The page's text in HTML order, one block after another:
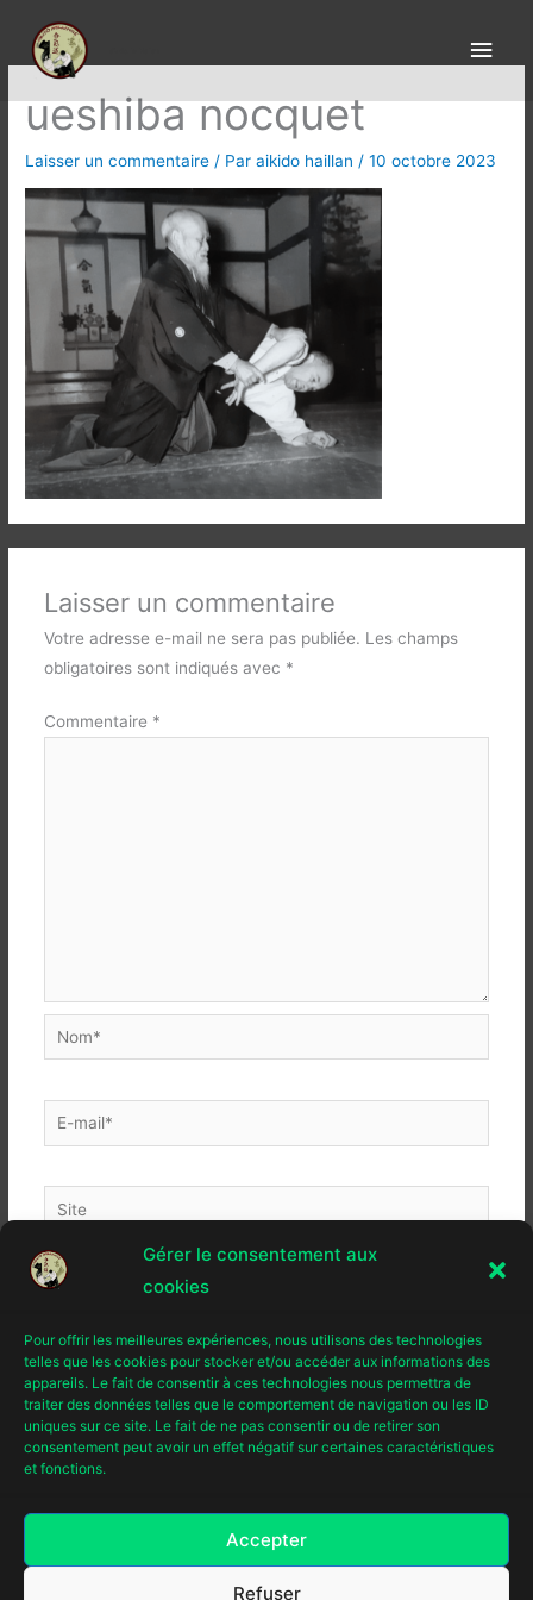
Gérer le consentement aux
cookies
Pour offrir les meilleures expériences, nous utilisons des technologies
telles que les cookies pour stocker et/ou accéder aux informations des
appareils. Le fait de consentir à ces technologies nous permettra de
traiter des données telles que le comportement de navigation ou les ID
uniques sur ce site. Le fait de ne pas consentir ou de retirer son
consentement peut avoir un effet négatif sur certaines caractéristiques
et fonctions.
Accepter
Refuser
contenu
ueshiba nocquet
Laisser un commentaire / Paraikido haillan /10 octobre 2023
Laisser un commentaire
Votre adresse e-mail ne sera pas publiée. Les champs
obligatoires sont indiqués avec *
Commentaire *
Nom*
E-
mail*
Site